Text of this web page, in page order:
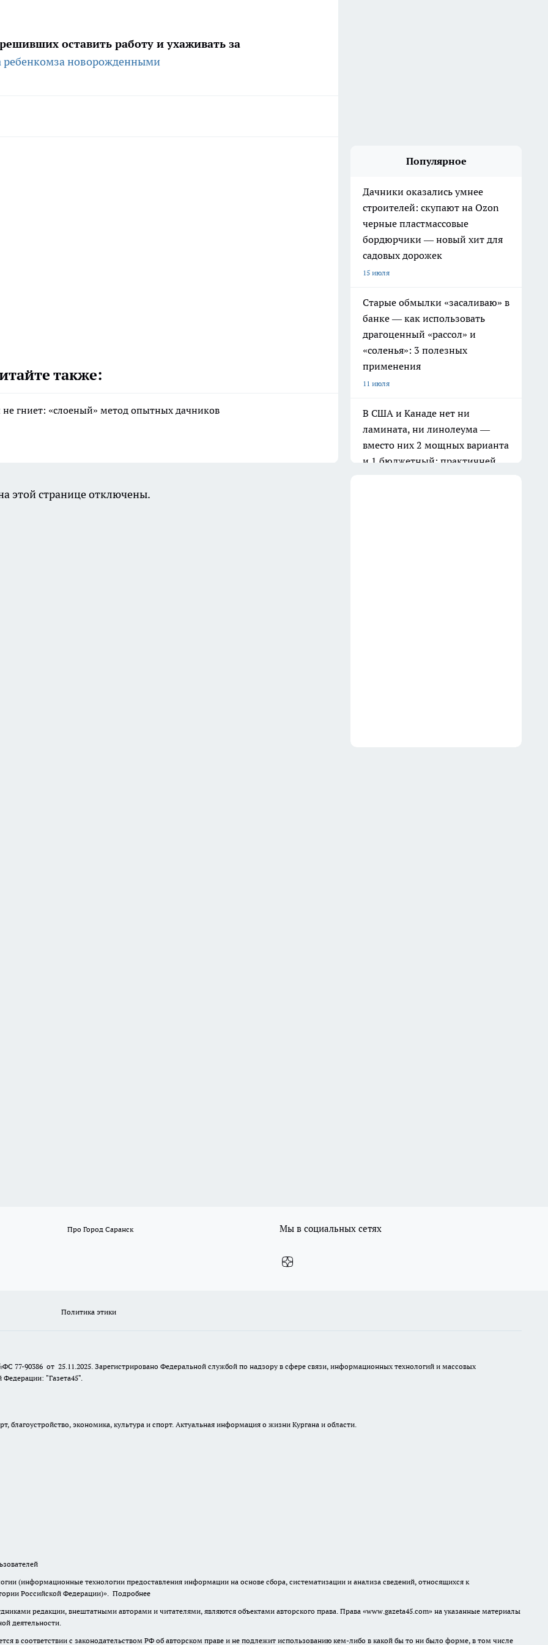
оставить работу и ухаживать за
ребенкомза новорожденными
также:
гниет: «слоеный» метод опытных дачников
Популярное
Дачники оказались умнее
строителей: скупают на Ozon
черные пластмассовые
бордюрчики — новый хит для
садовых дорожек
15 июля
Старые обмылки «засаливаю» в
банке — как использовать
драгоценный «рассол» и
«соленья»: 3 полезных
применения
11 июля
этой странице отключены.
Про Город Саранск Мы в социальных сетях
Политика этики
77-90386 от 25.11.2025. Зарегистрировано Федеральной службой по надзору в сфере связи, информационных технологий и массовых
"Газета45".
экономика, культура и спорт. Актуальная информация о жизни Кургана и области.
(информационные технологии предоставления информации на основе сбора, систематизации и анализа сведений, относящихся к
Российской Федерации)». Подробнее
редакции, внештатными авторами и читателями, являются объектами авторского права. Права «www.gazeta45.com» на указанные материалы
деятельности.
в соответствии с законодательством РФ об авторском праве и не подлежит использованию кем-либо в какой бы то ни было форме, в том числе